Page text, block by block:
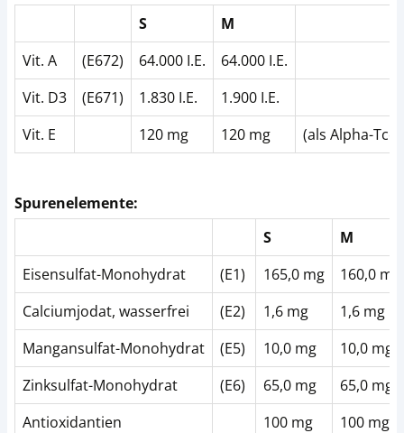
S
M
Vit. A
(E672) 64.000 I.E.
64.000 I.E.
Vit. D3
(E671) 1.830 I.E.
1.900 I.E.
Vit. E
120 mg 120 mg (als Alpha-
Spurenelemente:
S
M
Eisensulfat-Monohydrat
(E1) 165,0 mg
160,0 mg
Calciumjodat, wasserfrei
(E2) 1,6 mg
1,6 mg
Mangansulfat-Monohydrat
(E5) 10,0 mg
10,0 mg
Zinksulfat-Monohydrat
(E6) 65,0 mg
65,0 mg
Antioxidantien
100 mg 100 mg